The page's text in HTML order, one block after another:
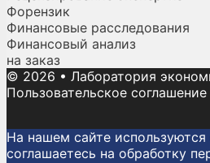
Форензик
Финансовые расследования
Финансовый анализ
на заказ
© 2026 • Лаборатория
Пользовательское соглашение
На нашем сайте
соглашаетесь на обработку